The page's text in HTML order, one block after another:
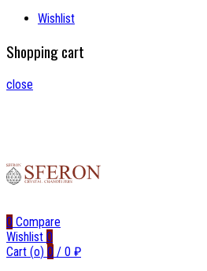
Wishlist
Shopping cart
close
0 Compare
Wishlist 0
Cart (o) 0 / 0 ₽